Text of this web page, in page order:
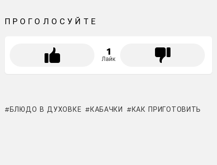
ПРОГОЛОСУЙТЕ
1
Лайк
БЛЮДО В ДУХОВКЕ КАБАЧКИ КАК ПРИГОТОВИТЬ